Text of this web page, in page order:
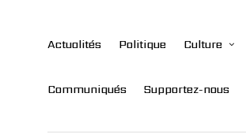
Actualités Politique Culture
Communiqués Supportez-nous